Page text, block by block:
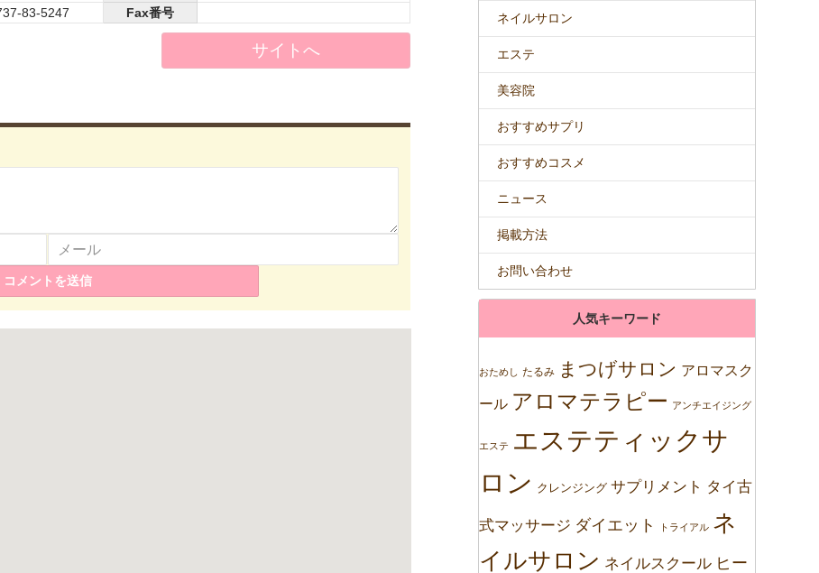
83-5247 Fax番号
サイトへ
ネイルサロン
エステ
美容院
おすすめサプリ
おすすめコスメ
ニュース
掲載方法
お問い合わせ
人気キーワード
おためし たるみ まつげサロン アロマスク
ール アロマテラピー アンチエイジング
エステ エステティックサ
ロン クレンジング サプリメント タイ古
式マッサージ ダイエット トライアル ネ
イルサロン ネイルスクール ヒー